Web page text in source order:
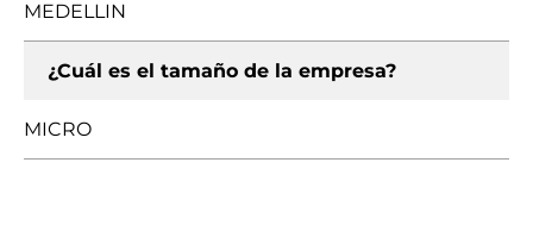
MEDELLIN
¿Cuál es el tamaño de la empresa?
MICRO